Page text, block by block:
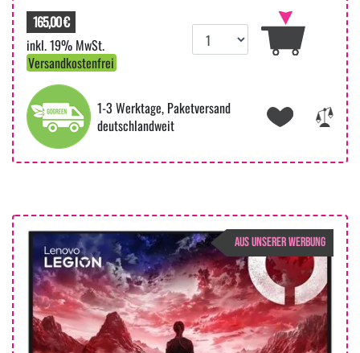
165,00 €
inkl. 19% MwSt.
Versandkostenfrei
1-3 Werktage, Paketversand
deutschlandweit
AUS UNSERER WERBUNG